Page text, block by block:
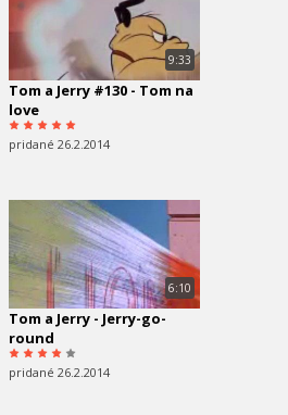
9:33
Tom a Jerry #130 - Tom na
love
pridané 26.2.2014
6:10
Tom a Jerry - Jerry-go-
round
pridané 26.2.2014